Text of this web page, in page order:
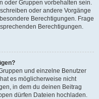
oder Gruppen vorbehalten sein.
oder andere Vorgänge
Berechtigungen. Frage
Berechtigungen.
und einzelne Benutzer
es möglicherweise nicht
in dem du deinen Beitrag
dürfen Dateien hochladen.